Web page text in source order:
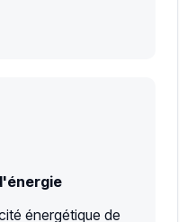
énergétique de